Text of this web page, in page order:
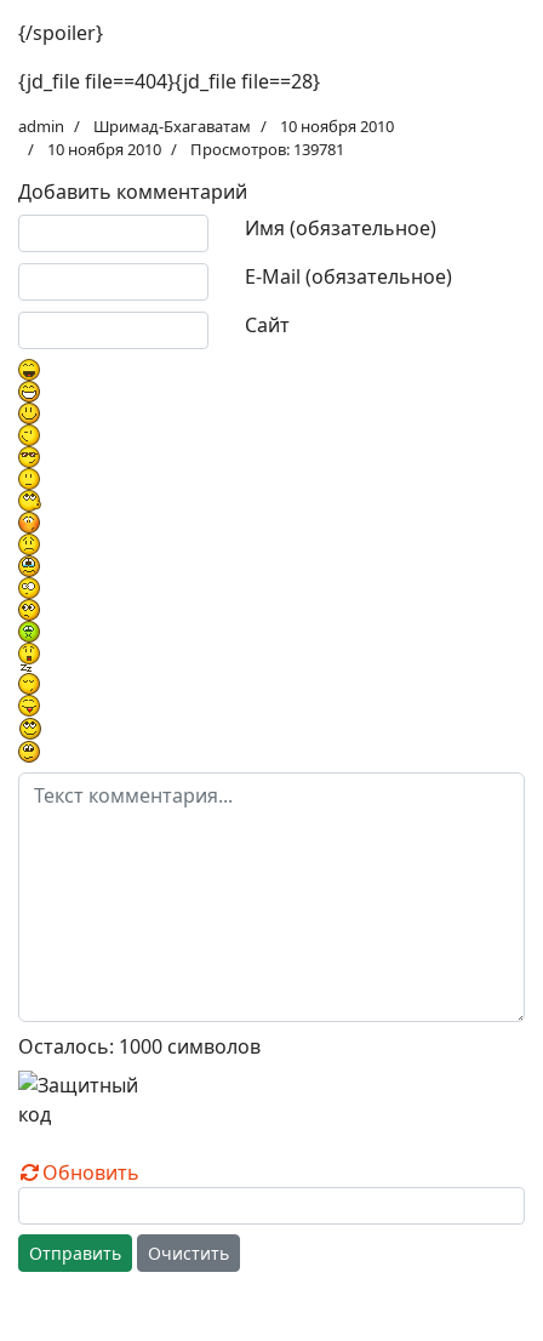
{/spoiler}
{jd_file file==404}{jd_file file==28}
admin Шримад-Бхагаватам
10 ноября 2010
10 ноября 2010
Просмотров: 139781
Добавить комментарий
Имя (обязательное)
E-Mail (обязательное)
Сайт
Текст комментария
Осталось: 1000 символов
Обновить
Отправить Очистить